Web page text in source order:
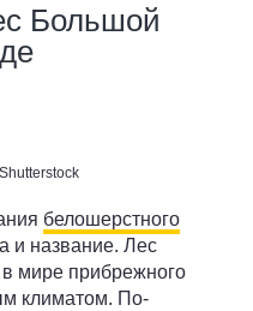
Большой
белошерстного
и название. Лес
мире прибрежного
климатом. По-